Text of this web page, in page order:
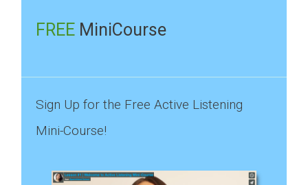
FREE MiniCourse
Sign Up for the Free Active Listening
Mini-Course!